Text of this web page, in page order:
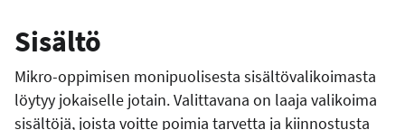
Sisältö
Mikro-oppimisen monipuolisesta sisältövalikoimasta
löytyy jokaiselle jotain. Valittavana on laaja valikoima
sisältöjä, joista voitte poimia tarvetta ja kiinnostusta